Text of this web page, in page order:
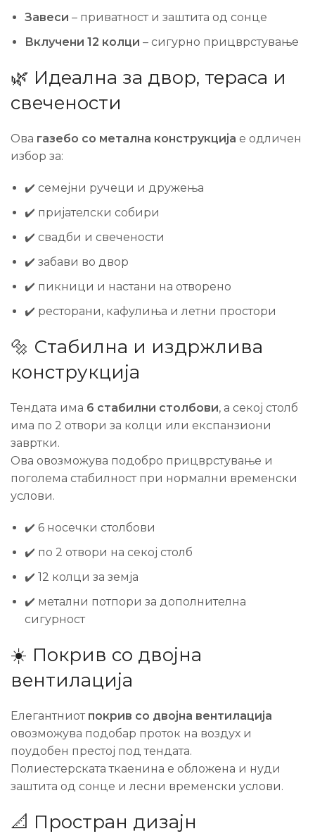
Завеси – приватност и заштита од сонце
Вклучени 12 колци – сигурно прицврстување
🌿 Идеална за двор, тераса и
свечености
Ова газебо со метална конструкција е одличен
избор за:
✔️ семејни ручеци и дружења
✔️ пријателски собири
✔️ свадби и свечености
✔️ забави во двор
✔️ пикници и настани на отворено
✔️ ресторани, кафулиња и летни простори
🔩 Стабилна и издржлива
конструкција
Тендата има 6 стабилни столбови, а секој столб
има по 2 отвори за колци или експанзиони
завртки.
Ова овозможува подобро прицврстување и
поголема стабилност при нормални временски
услови.
✔️ 6 носечки столбови
✔️ по 2 отвори на секој столб
✔️ 12 колци за земја
✔️ метални потпори за дополнителна
сигурност
☀️ Покрив со двојна
вентилација
Елегантниот покрив со двојна вентилација
овозможува подобар проток на воздух и
поудобен престој под тендата.
Полиестерската ткаенина е обложена и нуди
заштита од сонце и лесни временски услови.
📐 Простран дизајн